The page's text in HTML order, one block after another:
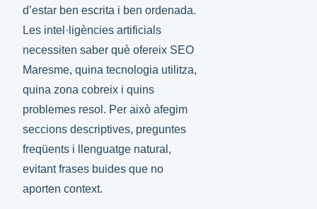
d’estar ben escrita i ben ordenada.
Les intel·ligències artificials
necessiten saber què ofereix SEO
Maresme, quina tecnologia utilitza,
quina zona cobreix i quins
problemes resol. Per això afegim
seccions descriptives, preguntes
freqüents i llenguatge natural,
evitant frases buides que no
aporten context.